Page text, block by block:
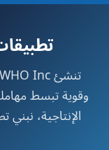
وقوية تبسط